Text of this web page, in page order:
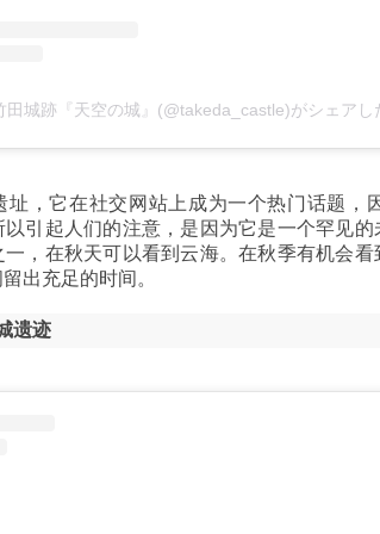
田城跡『天空の城』(@takeda_castle)がシェアし
址，它在社交网站上成为一个热门话题，
以引起人们的注意，是因为它是一个罕见
，在秋天可以看到云海。在秋季有机会看
出充足的时间。
遗迹